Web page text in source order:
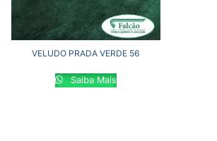
VELUDO PRADA VERDE 56
Saiba Mais